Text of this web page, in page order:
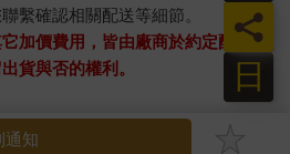
繫確認相關配送等細節。
加價費用，皆由廠商於約定配送時
貨與否的權利。
作ATM! 如接獲電話要求您前往
通知
日
員